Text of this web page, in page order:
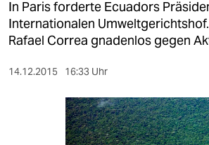
kultur
In Paris forderte Ecuadors
Internationalen
Rafael Correa gnadenlos gegen
14.12.2015 16:33 Uhr